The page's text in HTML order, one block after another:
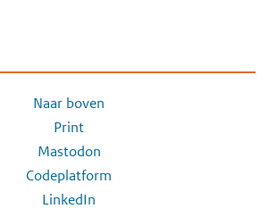
Naar boven
Print
Mastodon
Codeplatform
LinkedIn